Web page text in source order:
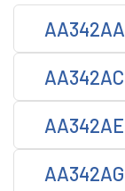
AA342AA
AA342AC
AA342AE
AA342AG